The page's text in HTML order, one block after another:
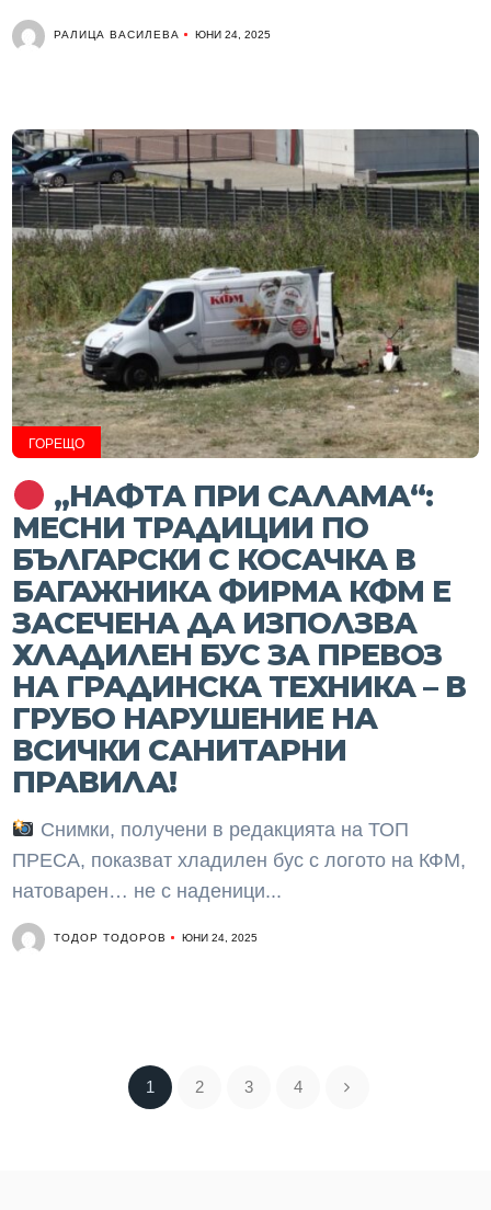
РАЛИЦА ВАСИЛЕВА ЮНИ 24, 2025
ГОРЕЩО
„НАФТА ПРИ САЛАМА“:
МЕСНИ ТРАДИЦИИ ПО
БЪЛГАРСКИ С КОСАЧКА В
БАГАЖНИКА ФИРМА КФМ Е
ЗАСЕЧЕНА ДА ИЗПОЛЗВА
ХЛАДИЛЕН БУС ЗА ПРЕВОЗ
НА ГРАДИНСКА ТЕХНИКА – В
ГРУБО НАРУШЕНИЕ НА
ВСИЧКИ САНИТАРНИ
ПРАВИЛА!
Снимки, получени в редакцията на ТОП
ПРЕСА, показват хладилен бус с логото на КФМ,
натоварен… не с наденици...
ТОДОР ТОДОРОВ ЮНИ 24, 2025
1 2 3 4